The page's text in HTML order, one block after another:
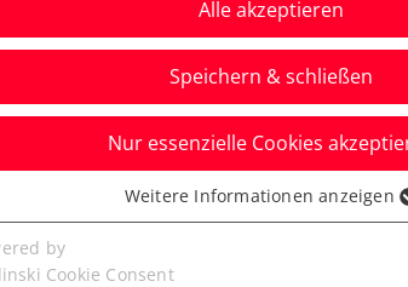
für die
Alle akzeptieren
Speichern & schließen
Nur essenzielle Cookies
Cookies werden für grundlegende
benötigt. Dadurch ist gewährleistet, dass
Weitere Informationen anzeigen
by
Cookie Consent